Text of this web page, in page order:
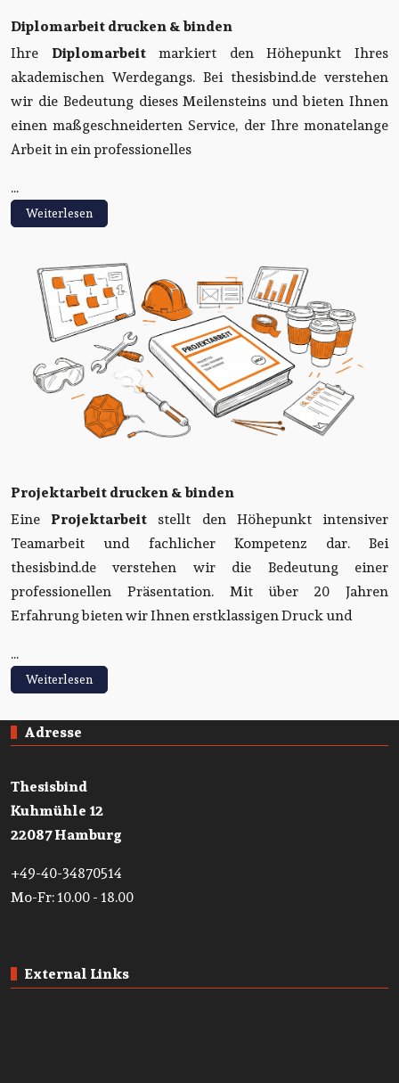
Diplomarbeit drucken & binden
Ihre Diplomarbeitmarkiert den Höhepunkt Ihres
akademischen Werdegangs. Bei thesisbind.de verstehen
wir die Bedeutung dieses Meilensteins und bieten Ihnen
einen maßgeschneiderten Service, der Ihre monatelange
Arbeit in ein professionelles
...
Weiterlesen
Projektarbeit drucken & binden
Eine Projektarbeit stellt den Höhepunkt intensiver
Teamarbeit und fachlicher Kompetenz dar. Bei
thesisbind.de verstehen wir die Bedeutung einer
professionellen Präsentation. Mit über 20 Jahren
Erfahrung bieten wir Ihnen erstklassigen Druck und
...
Weiterlesen
Adresse
Thesisbind
Kuhmühle 12
22087 Hamburg
+49-40-34870514
Mo-Fr: 10.00 - 18.00
External Links